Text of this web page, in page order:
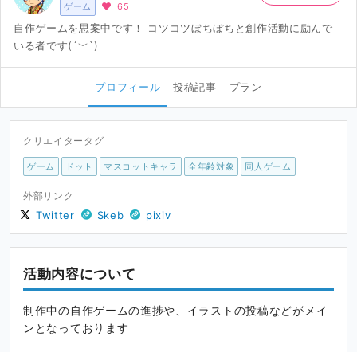
ゲーム 65
自作ゲームを思案中です！ コツコツぼちぼちと創作活動に励んで
いる者です(´﹀`)
プロフィール 投稿記事 プラン
クリエイタータグ
ゲーム ドット マスコットキャラ 全年齢対象 同人ゲーム
外部リンク
Twitter Skeb pixiv
活動内容について
制作中の自作ゲームの進捗や、イラストの投稿などがメイ
ンとなっております